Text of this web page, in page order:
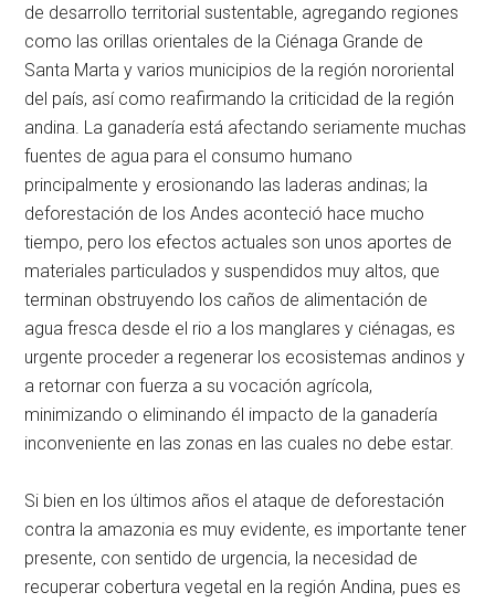
de desarrollo territorial sustentable, agregando regiones
como las orillas orientales de la Ciénaga Grande de
Santa Marta y varios municipios de la región nororiental
del país, así como reafirmando la criticidad de la región
andina. La ganadería está afectando seriamente muchas
fuentes de agua para el consumo humano
principalmente y erosionando las laderas andinas; la
deforestación de los Andes aconteció hace mucho
tiempo, pero los efectos actuales son unos aportes de
materiales particulados y suspendidos muy altos, que
terminan obstruyendo los caños de alimentación de
agua fresca desde el rio a los manglares y ciénagas, es
urgente proceder a regenerar los ecosistemas andinos y
a retornar con fuerza a su vocación agrícola,
minimizando o eliminando él impacto de la ganadería
inconveniente en las zonas en las cuales no debe estar.
Si bien en los últimos años el ataque de deforestación
contra la amazonia es muy evidente, es importante tener
presente, con sentido de urgencia, la necesidad de
recuperar cobertura vegetal en la región Andina, pues es